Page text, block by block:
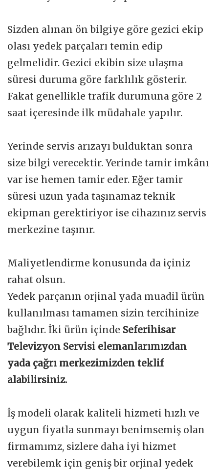
Sizden alınan ön bilgiye göre gezici ekip
olası yedek parçaları temin edip
gelmelidir. Gezici ekibin size ulaşma
süresi duruma göre farklılık gösterir.
Fakat genellikle trafik durumuna göre 2
saat içeresinde ilk müdahale yapılır.
Yerinde servis arızayı bulduktan sonra
size bilgi verecektir. Yerinde tamir imkânı
var ise hemen tamir eder. Eğer tamir
süresi uzun yada taşınamaz teknik
ekipman gerektiriyor ise cihazınız servis
merkezine taşınır.
Maliyetlendirme konusunda da içiniz
rahat olsun.
Yedek parçanın orjinal yada muadil ürün
kullanılması tamamen sizin tercihinize
bağlıdır. İki ürün içinde Seferihisar
Televizyon Servisi elemanlarımızdan
yada çağrı merkezimizden teklif
alabilirsiniz.
İş modeli olarak kaliteli hizmeti hızlı ve
uygun fiyatla sunmayı benimsemiş olan
firmamımz, sizlere daha iyi hizmet
verebilemk için geniş bir orjinal yedek